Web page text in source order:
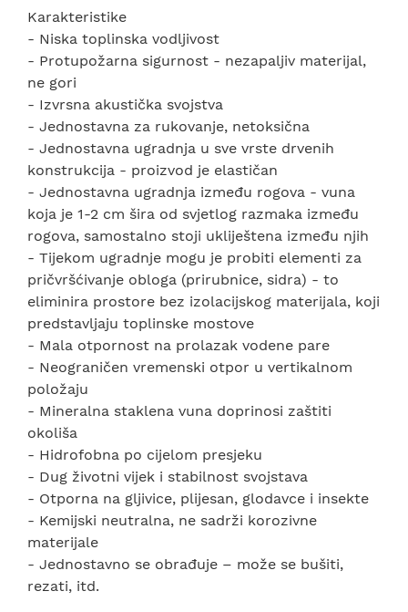
Karakteristike
- Niska toplinska vodljivost
- Protupožarna sigurnost - nezapaljiv materijal,
ne gori
- Izvrsna akustička svojstva
- Jednostavna za rukovanje, netoksična
- Jednostavna ugradnja u sve vrste drvenih
konstrukcija - proizvod je elastičan
- Jednostavna ugradnja između rogova - vuna
koja je 1-2 cm šira od svjetlog razmaka između
rogova, samostalno stoji ukliještena između njih
- Tijekom ugradnje mogu je probiti elementi za
pričvršćivanje obloga (prirubnice, sidra) - to
eliminira prostore bez izolacijskog materijala, koji
predstavljaju toplinske mostove
- Mala otpornost na prolazak vodene pare
- Neograničen vremenski otpor u vertikalnom
položaju
- Mineralna staklena vuna doprinosi zaštiti
okoliša
- Hidrofobna po cijelom presjeku
- Dug životni vijek i stabilnost svojstava
- Otporna na gljivice, plijesan, glodavce i insekte
- Kemijski neutralna, ne sadrži korozivne
materijale
- Jednostavno se obrađuje – može se bušiti,
rezati, itd.